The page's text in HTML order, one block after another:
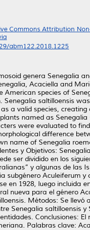
Commons Attribution
abm122.2018.1225
genera Senegalia
Acaciella and
American species of
saltilloensis
a valid species,
named as
were evaluated to
difference
name of Senegalia
y Objetivos:
ser dividido en los
y algunas de las
subgénero Aculeiferum
en 1928, luego incluida
nueva para el género
Métodos: Se
Senegalia saltilloensis
Conclusiones:
Palabras clave: